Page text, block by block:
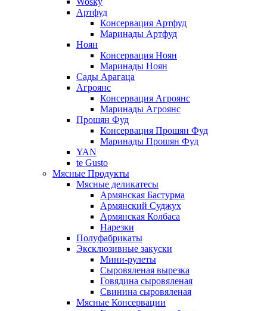
Артфуд
Консервация Артфуд
Маринады Артфуд
Ноян
Консервация Ноян
Маринады Ноян
Сады Арагаца
Агроянс
Консервация Агроянс
Маринады Агроянс
Прошян Фуд
Консервация Прошян Фуд
Маринады Прошян Фуд
YAN
te Gusto
Мясные Продукты
Мясные деликатесы
Армянская Бастурма
Армянский Суджух
Армянская Колбаса
Нарезки
Полуфабрикаты
Эксклюзивные закуски
Мини-рулеты
Сыровяленая вырезка
Говядина сыровяленая
Свинина сыровяленая
Мясные Консервации